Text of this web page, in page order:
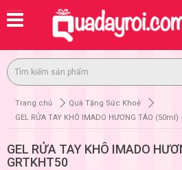
Trang chủ
Quà Tặng Sức Khoẻ
GEL RỬA TAY KHÔ IMADO HƯƠNG TÁO (50ml)
GEL RỬA TAY KHÔ IMADO
GRTKHT50